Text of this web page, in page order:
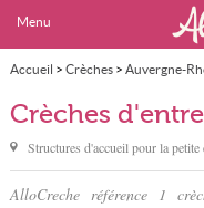
Menu
Accueil > Crèches> Auvergne-
Crèche d'entreprise
Crèches
Structures d'accueil pour la petite
AlloCreche référence 1